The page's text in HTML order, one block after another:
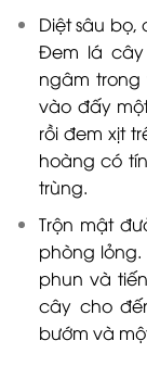
Diệt sâu
Đem lá
ngâm
vào đấy
rồi đem xịt
hoàng có
trùng.
Trộn mật
phòng
phun và
cây cho
bướm và